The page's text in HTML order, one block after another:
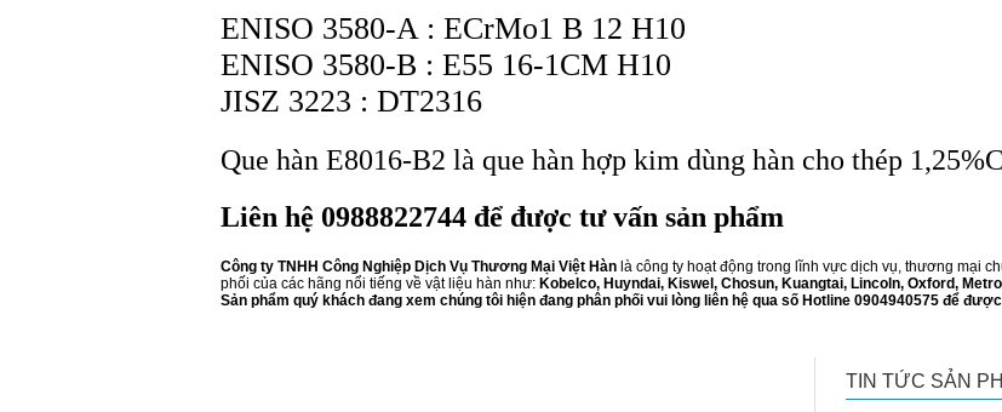
ENISO 3580-A : ECrMo1 B 12 H10
ENISO 3580-B : E55 16-1CM H10
JISZ 3223 : DT2316
Que hàn E8016-B2 là que hàn hợp kim dùng hàn cho thép
Liên hệ 0988822744 để được tư vấn sản phẩm
Công ty TNHH Công Nghiệp Dịch Vụ Thương Mại Việt Hàn là công ty hoạt động trong lĩnh vực dịch vụ, thương mại
phối của các hãng nổi tiếng về vật liệu hàn như: Kobelco, Huyndai, Kiswel, Chosun, Kuangtai, Lincoln, Oxford,
Sản phẩm quý khách đang xem chúng tôi hiện đang phân phối vui lòng liên hệ qua số Hotline 0904940575 để
TIN TỨC SẢN